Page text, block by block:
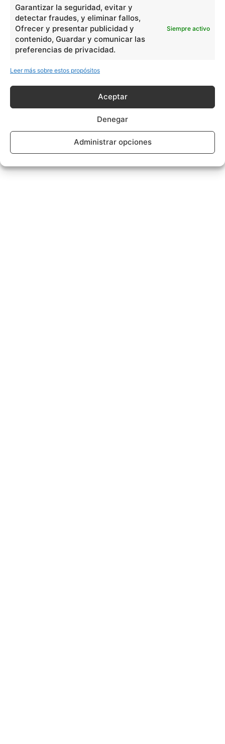
Garantizar la seguridad, evitar y
detectar fraudes, y eliminar fallos,
Ofrecer y presentar publicidad y
contenido, Guardar y comunicar las
preferencias de privacidad.
Siempre activo
Leer más sobre estos propósitos
Aceptar
Denegar
Administrar opciones